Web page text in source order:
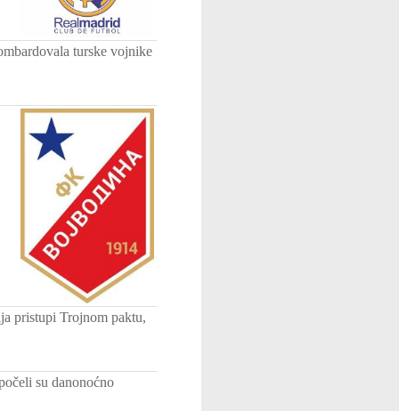
turske vojnike
pristupi Trojnom paktu,
su danonoćno